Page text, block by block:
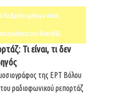
θα βρείτε χρήσιμο υλικό,
του Φεστιβάλ
Τι είναι, τι δεν
της ΕΡΤ Βόλου
ραδιοφωνικού ρεπορτάζ